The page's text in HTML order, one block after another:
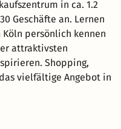
in ca. 1.2
Geschäfte an. Lernen
persönlich kennen
attraktivsten
Shopping,
vielfältige Angebot in